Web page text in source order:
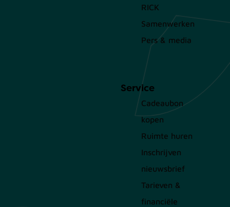
RICK
Samenwerken
Pers & media
Service
Cadeaubon
kopen
Ruimte huren
Inschrijven
nieuwsbrief
Tarieven &
financiële